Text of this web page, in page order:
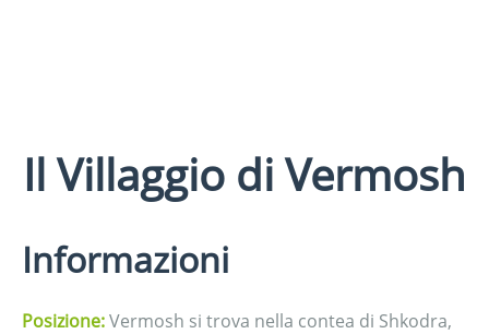
Il Villaggio di Vermosh
Informazioni
Posizione:Vermosh si trova nella contea di Shkodra,